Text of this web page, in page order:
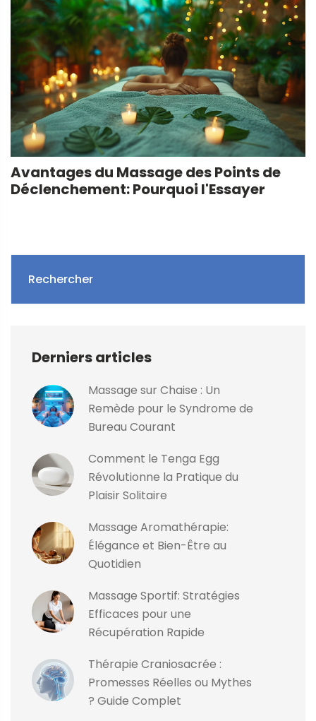
Avantages du Massage des Points de
Déclenchement: Pourquoi l'Essayer
Rechercher
Derniers articles
Massage sur Chaise : Un
Remède pour le Syndrome de
Bureau Courant
Comment le Tenga Egg
Révolutionne la Pratique du
Plaisir Solitaire
Massage Aromathérapie:
Élégance et Bien-Être au
Quotidien
Massage Sportif: Stratégies
Efficaces pour une
Récupération Rapide
Thérapie Craniosacrée :
Promesses Réelles ou Mythes
? Guide Complet